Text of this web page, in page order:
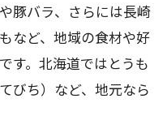
豚バラ、さらには長崎
など、地域の食材や好
す。北海道ではとうも
びち）など、地元なら